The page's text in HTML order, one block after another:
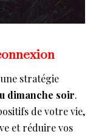
stratégie
dimanche soir.
de votre vie,
et réduire vos